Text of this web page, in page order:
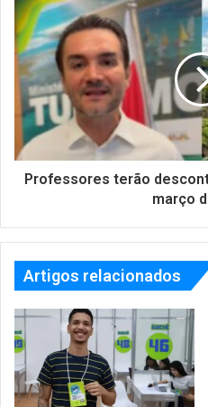
Professores terão
março
Artigos relacionados